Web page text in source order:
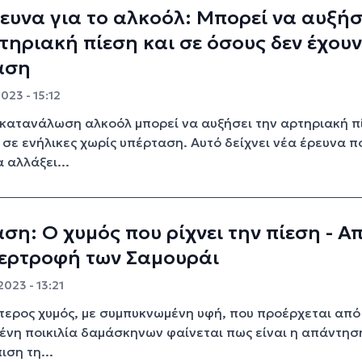
για το αλκοόλ: Μπορεί να
πίεση και σε όσους δεν έχουν
- 15:12
αλκοόλ μπορεί να αυξήσει την αρτηριακή
ενήλικες χωρίς υπέρταση. Αυτό δείχνει νέα έρευνα
αλλάξει...
Ο χυμός που ρίχνει την πίεση -
των Σαμουράι
- 13:21
χυμός, με συμπυκνωμένη υφή, που προέρχεται από
ποικιλία δαμάσκηνων φαίνεται πως είναι η
τη...